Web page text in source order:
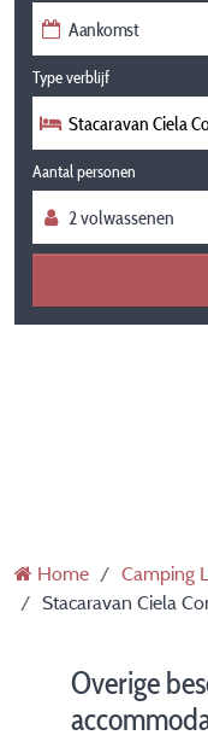
Type verblijf
Aantal personen
Home
Camping
Stacaravan Ciela
Overige